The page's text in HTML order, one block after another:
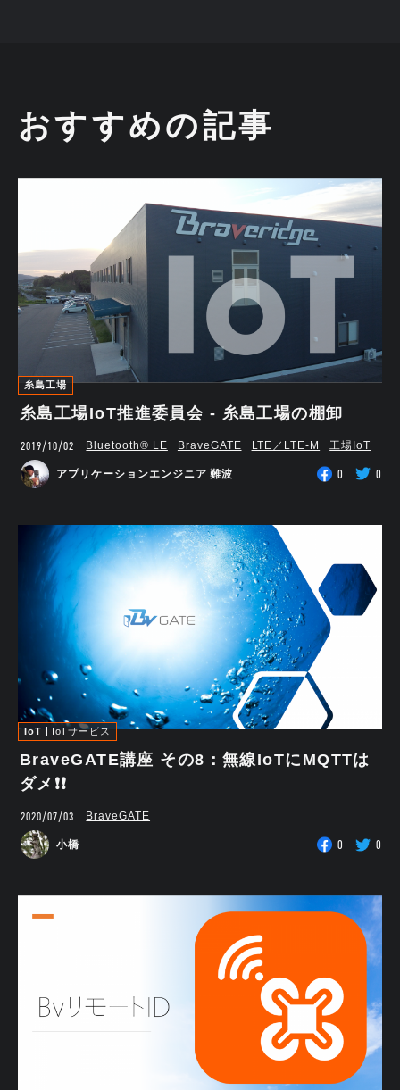
おすすめの記事
糸島工場
糸島工場IoT推進委員会 - 糸島工場の棚卸
2019/10/02 Bluetooth®︎ LE BraveGATE LTE／LTE-M 工場IoT
アプリケーションエンジニア 難波 0 0
IoT IoTサービス
BraveGATE講座 その8：無線IoTにMQTTは
ダメ❗❗
2020/07/03 BraveGATE
小橋 0 0